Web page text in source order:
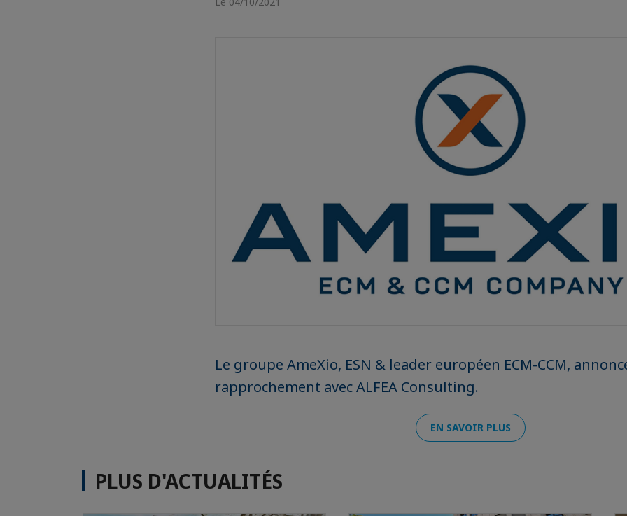
Le groupe AmeXio, ESN & leader européen ECM-CCM,
rapprochement avec ALFEA Consulting.
EN SAVOIR PLUS
PLUS D'ACTUALITÉS